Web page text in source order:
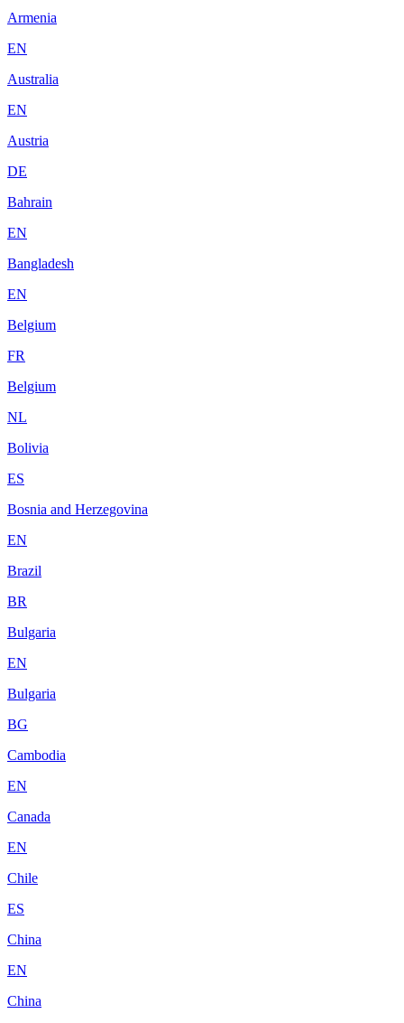
Armenia
EN
Australia
EN
Austria
DE
Bahrain
EN
Bangladesh
EN
Belgium
FR
Belgium
NL
Bolivia
ES
Bosnia and Herzegovina
EN
Brazil
BR
Bulgaria
EN
Bulgaria
BG
Cambodia
EN
Canada
EN
Chile
ES
China
EN
China